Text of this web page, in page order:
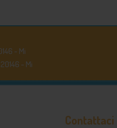
- Mi
- Mi
Contattaci